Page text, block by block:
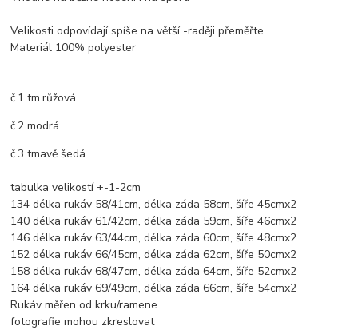
Velikosti odpovídají spíše na větší -raději přeměřte
Materiál 100% polyester
č.1 tm.růžová
č.2 modrá
č.3 tmavě šedá
tabulka velikostí +-1-2cm
134 délka rukáv 58/41cm, délka záda 58cm, šíře 45cmx2
140 délka rukáv 61/42cm, délka záda 59cm, šíře 46cmx2
146 délka rukáv 63/44cm, délka záda 60cm, šíře 48cmx2
152 délka rukáv 66/45cm, délka záda 62cm, šíře 50cmx2
158 délka rukáv 68/47cm, délka záda 64cm, šíře 52cmx2
164 délka rukáv 69/49cm, délka záda 66cm, šíře 54cmx2
Rukáv měřen od krku/ramene
fotografie mohou zkreslovat